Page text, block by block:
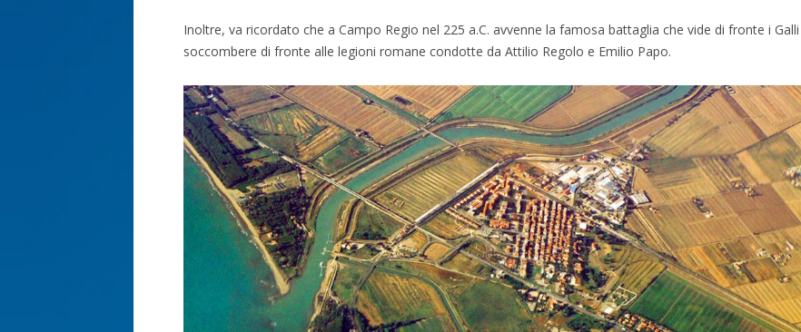
Inoltre, va ricordato che a Campo Regio nel 225 a.C. avvenne la famosa battaglia che vide di fronte i Galli
soccombere di fronte alle legioni romane condotte da Attilio Regolo e Emilio Papo.